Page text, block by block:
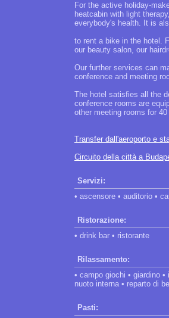
For the active holiday-
heatcabin with light
everybody's health. It is
to rent a bike in the hotel.
our beauty salon, our
Our further services can
conference and meeting
The hotel satisfies all the
conference rooms are
other meeting rooms for
Transfer dall'aeroporto e
Circuito della città a
Servizi:
• ascensore • auditorio •
Ristorazione:
• drink bar • ristorante
Rilassamento:
• campo giochi • giardino
nuoto interna • reparto di
Pasti: